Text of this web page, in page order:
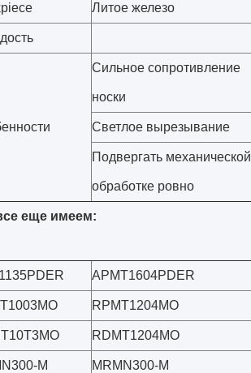
Литое железо
Сильное сопротивление
носки
Светлое вырезывание
Подвергать механической
обработке ровно
еще имеем:
APMT1604PDER
RPMT1204MO
RDMT1204MO
M MRMN300-M